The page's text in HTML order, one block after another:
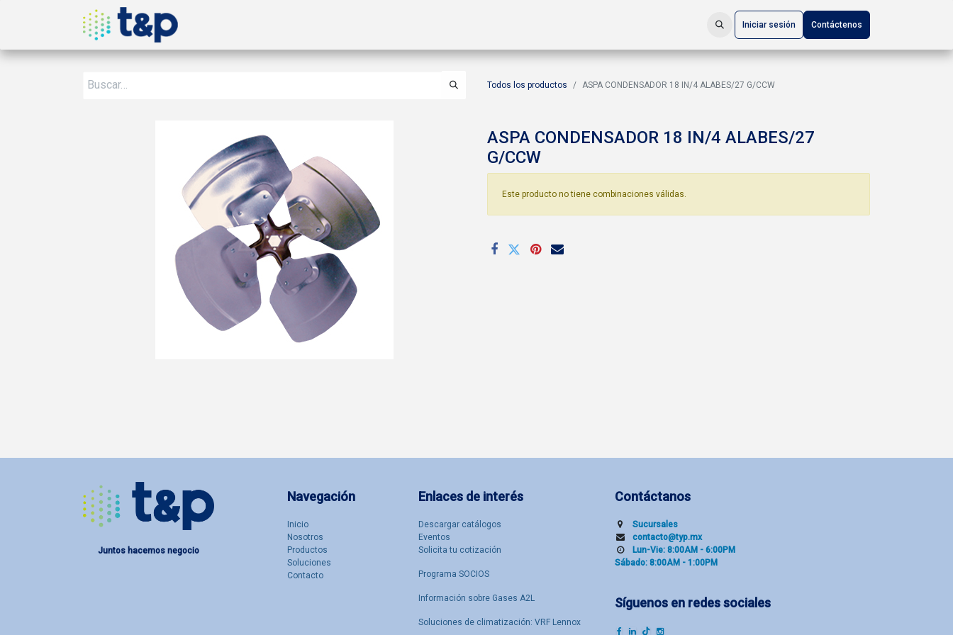
Iniciar sesión Contáctenos
Todos los productos ASPA CONDENSADOR 18 IN/4 ALABES/27 G/CCW
ASPA CONDENSADOR 18 IN/4 ALABES/27
G/CCW
Este producto no tiene combinaciones válidas.
Enlaces de interés
Descargar catálogos
Eventos
Solicita tu cotización
Programa SOCIOS
Información sobre Gases A2L
Soluciones de climatización: VRF Lennox
Navegación
Inicio
Nosotro​s
Productos
Soluciones
Contacto
Contáctanos
Sucu​rsal​es
contacto@typ.mx
Lun-Vie: 8:00AM - 6:00PM
Sábado: 8:00AM - 1:00PM
Síguenos en redes sociales
Juntos hacemos negocio